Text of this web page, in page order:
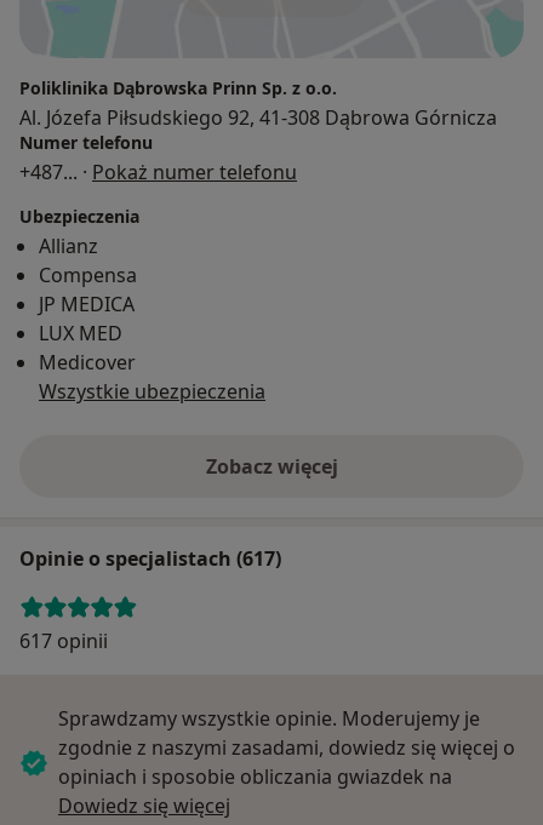
Poliklinika Dąbrowska Prinn Sp. z o.o.
Al. Józefa Piłsudskiego 92, 41-308 Dąbrowa Górnicza
Numer telefonu
+487... · Pokaż numer telefonu
Ubezpieczenia
Allianz
Compensa
JP MEDICA
LUX MED
Medicover
Wszystkie ubezpieczenia
Zobacz więcej
Opinie o specjalistach (617)
617 opinii
Sprawdzamy wszystkie opinie. Moderujemy je
zgodnie z naszymi zasadami, dowiedz się więcej o
opiniach i sposobie obliczania gwiazdek na
Dowiedz się więcej